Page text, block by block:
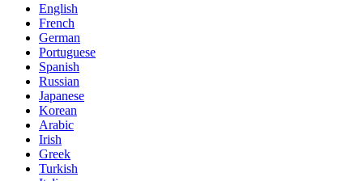
English
French
German
Portuguese
Spanish
Russian
Japanese
Korean
Arabic
Irish
Greek
Turkish